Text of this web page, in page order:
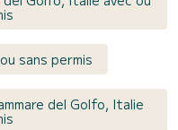
sans permis
del Golfo, Italie